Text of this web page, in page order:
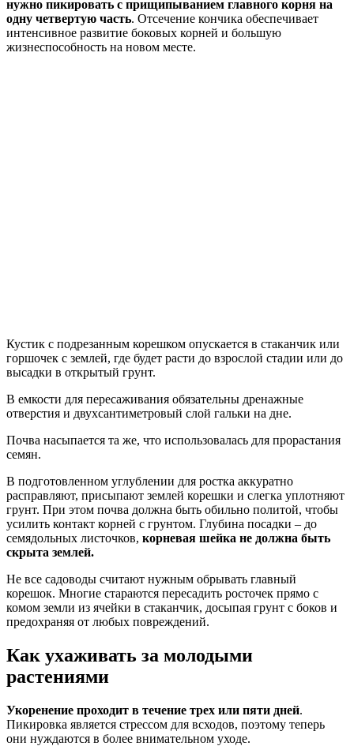
нужно пикировать с прищипыванием главного корня на
одну четвертую часть. Отсечение кончика обеспечивает
интенсивное развитие боковых корней и большую
жизнеспособность на новом месте.
Кустик с подрезанным корешком опускается в стаканчик или
горшочек с землей, где будет расти до взрослой стадии или до
высадки в открытый грунт.
В емкости для пересаживания обязательны дренажные
отверстия и двухсантиметровый слой гальки на дне.
Почва насыпается та же, что использовалась для прорастания
семян.
В подготовленном углублении для ростка аккуратно
расправляют, присыпают землей корешки и слегка уплотняют
грунт. При этом почва должна быть обильно политой, чтобы
усилить контакт корней с грунтом. Глубина посадки – до
семядольных листочков, корневая шейка не должна быть
скрыта землей.
Не все садоводы считают нужным обрывать главный
корешок. Многие стараются пересадить росточек прямо с
комом земли из ячейки в стаканчик, досыпая грунт с боков и
предохраняя от любых повреждений.
Как ухаживать за молодыми
растениями
Укоренение проходит в течение трех или пяти дней.
Пикировка является стрессом для всходов, поэтому теперь
они нуждаются в более внимательном уходе.